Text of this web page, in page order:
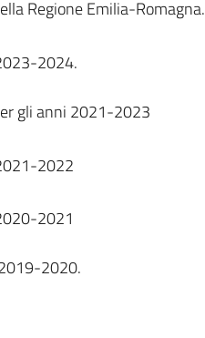
Regione Emilia-Romagna.
2024.
gli anni 2021-2023
2022
2021
2020.